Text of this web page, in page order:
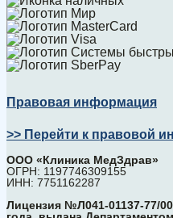
Правовая информация
>> Перейти к правовой
ООО «Клиника МедЗдрав»
ОГРН: 1197746309155
ИНН: 7751162287
Лицензия №Л041-01137-77/